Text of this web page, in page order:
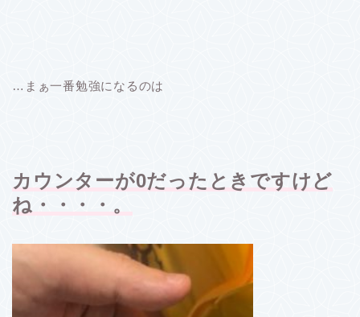
…まぁ一番勉強になるのは
カウンターが0だったときですけど
ね・・・・。